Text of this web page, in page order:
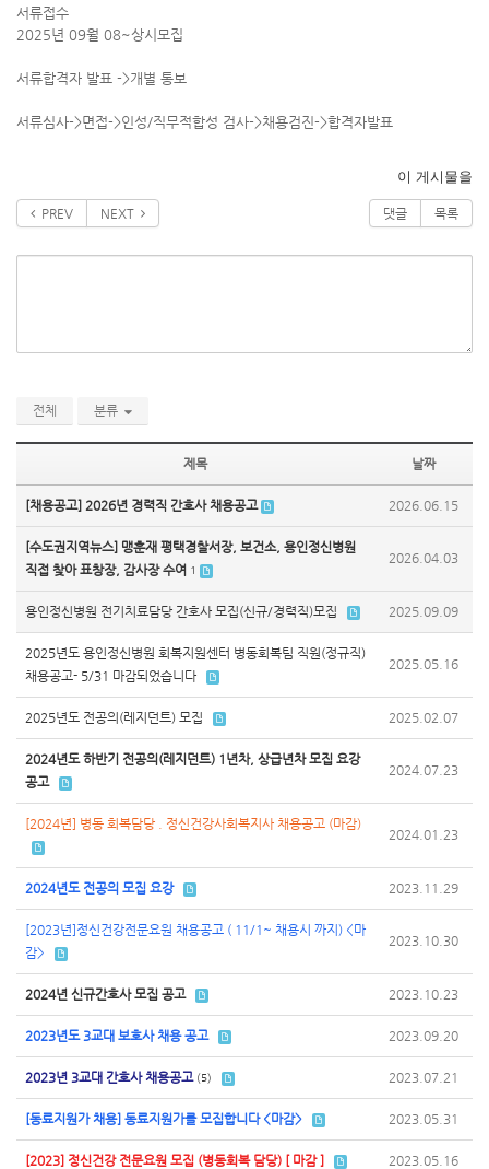
서류접수
2025년 09월 08~상시모집
서류합격자 발표 ->개별 통보
서류심사->면접->인성/직무적합성 검사->채용검진->합격자발표
이 게시물을
PREV NEXT 댓글 목록
전체 분류
제목 날짜
[채용공고] 2026년 경력직 간호사 채용공고 2026.06.15
[수도권지역뉴스] 맹훈재 평택경찰서장, 보건소, 용인정신병원
직접 찾아 표창장, 감사장 수여 1
2026.04.03
용인정신병원 전기치료담당 간호사 모집(신규/경력직)모집 2025.09.09
2025년도 용인정신병원 회복지원센터 병동회복팀 직원(정규직)
채용공고- 5/31 마감되었습니다
2025.05.16
2025년도 전공의(레지던트) 모집 2025.02.07
2024년도 하반기 전공의(레지던트) 1년차, 상급년차 모집 요강
공고
2024.07.23
[2024년] 병동 회복담당 . 정신건강사회복지사 채용공고 (마감)
2024.01.23
2024년도 전공의 모집 요강 2023.11.29
[2023년]정신건강전문요원 채용공고 ( 11/1~ 채용시 까지) <마
감>
2023.10.30
2024년 신규간호사 모집 공고 2023.10.23
2023년도 3교대 보호사 채용 공고 2023.09.20
2023년 3교대 간호사 채용공고 (5) 2023.07.21
[동료지원가 채용] 동료지원가를 모집합니다 <마감> 2023.05.31
[2023] 정신건강 전문요원 모집 (병동회복 담당) [ 마감 ] 2023.05.16